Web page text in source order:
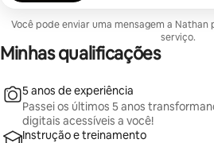
Você pode enviar uma mensagem a
serviço.
Minhas qualificações
5 anos de experiência
Passei os últimos 5 anos
digitais acessíveis a você!
Instrução e treinamento